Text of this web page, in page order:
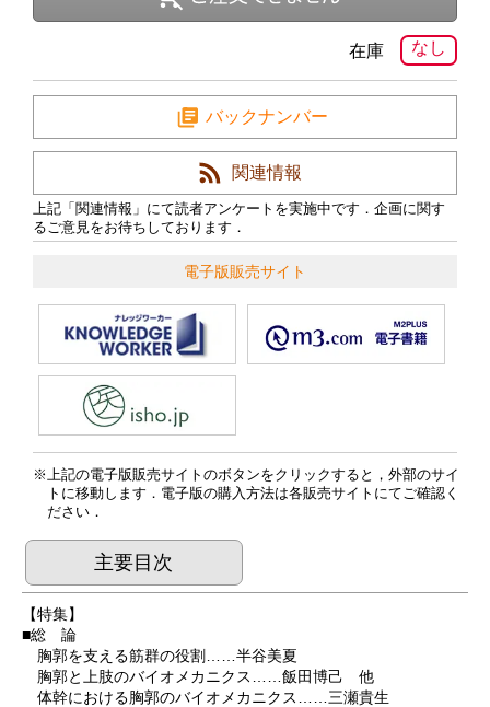
なし
在庫
バックナンバー
関連情報
上記「関連情報」にて読者アンケートを実施中です．企画に関す
るご意見をお待ちしております．
電子版販売サイト
上記の電子版販売サイトのボタンをクリックすると，外部のサイ
トに移動します．電子版の購入方法は各販売サイトにてご確認く
ださい．
主要目次
【特集】
■総 論
胸郭を支える筋群の役割……半谷美夏
胸郭と上肢のバイオメカニクス……飯田博己 他
体幹における胸郭のバイオメカニクス……三瀬貴生